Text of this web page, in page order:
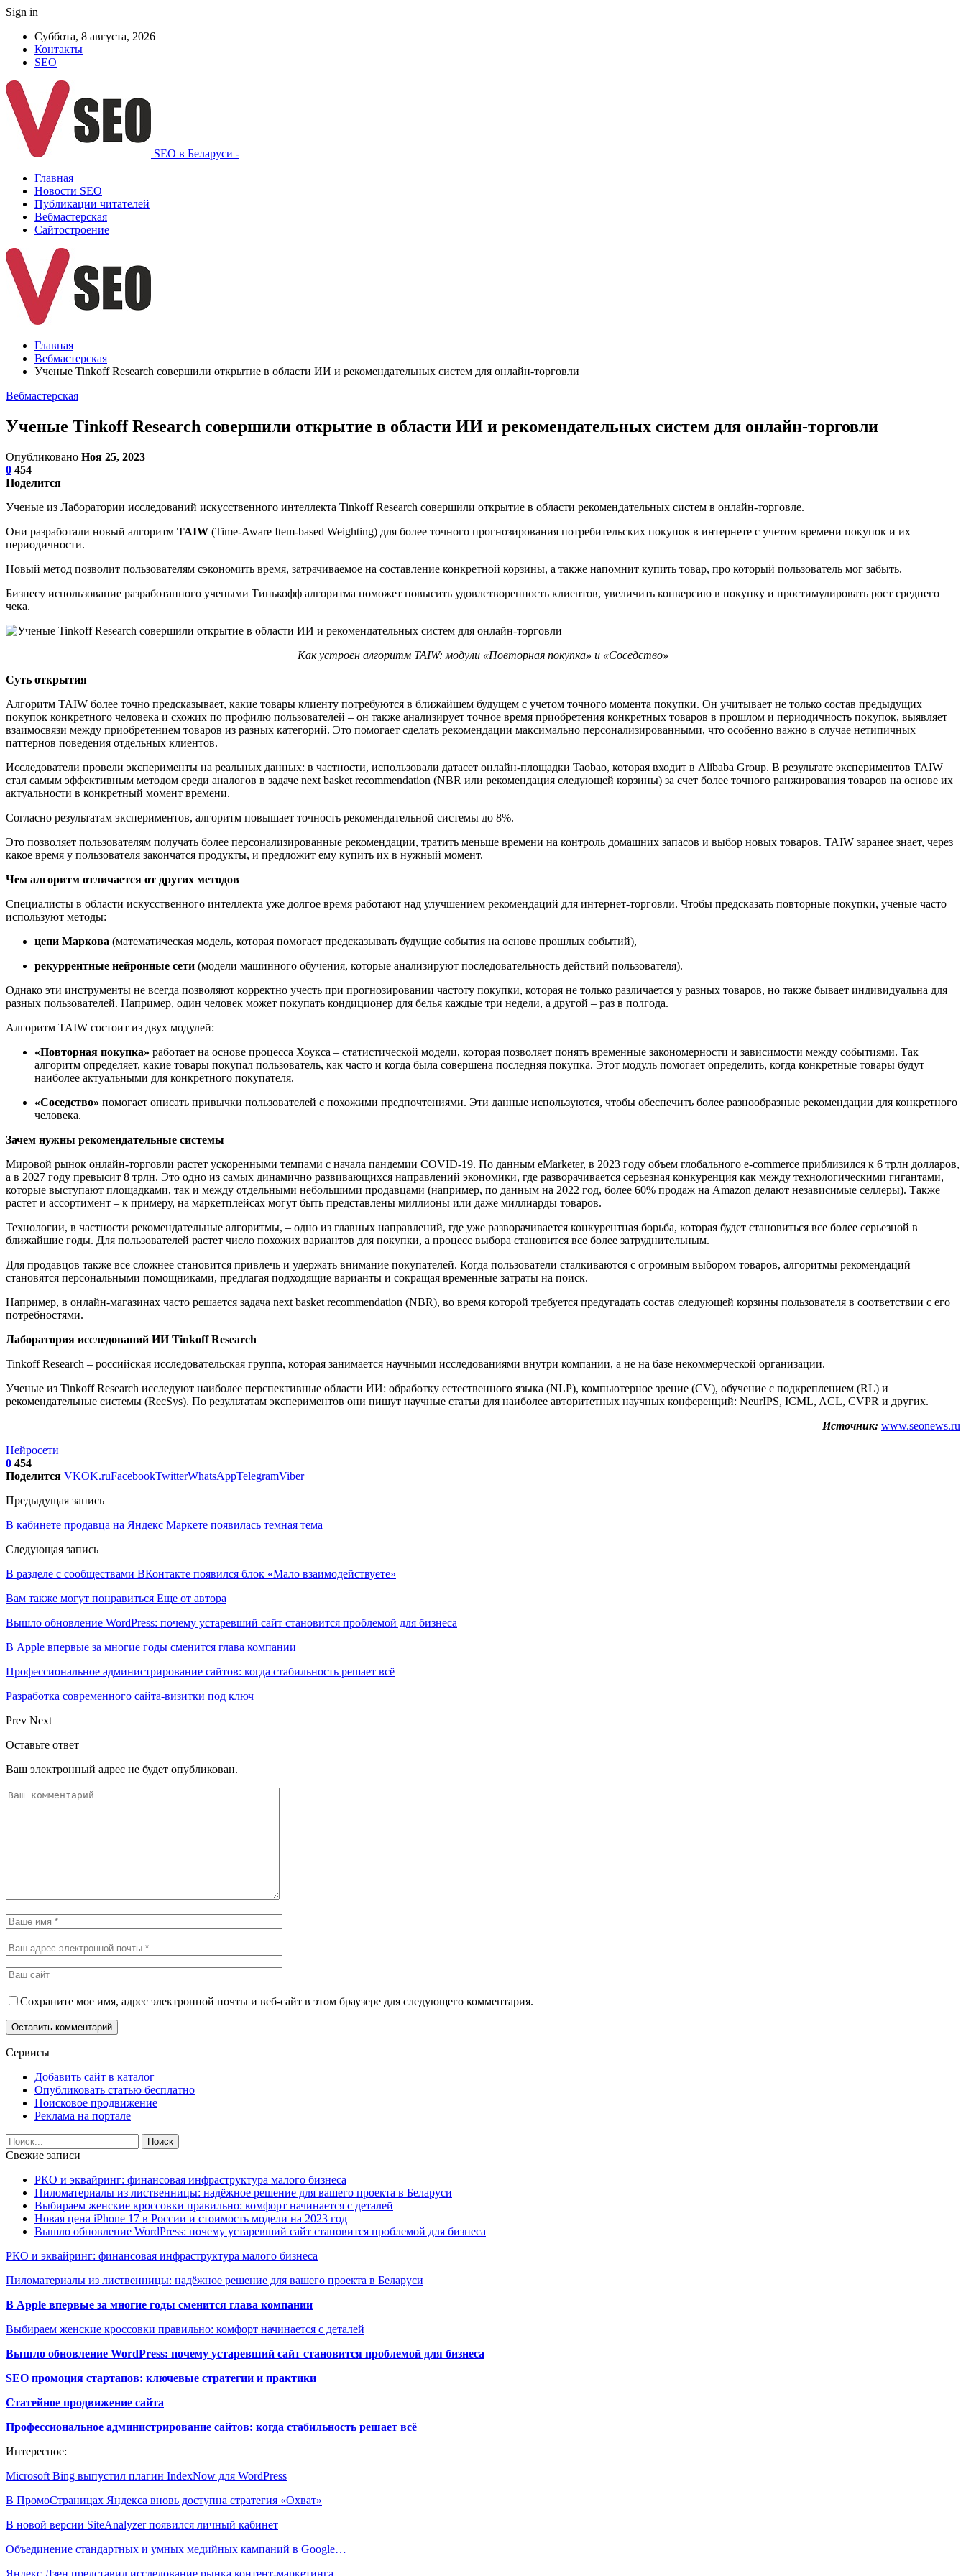
Sign in
Суббота, 8 августа, 2026
Контакты
SEO
SEO в Беларуси -
Главная
Новости SEO
Публикации читателей
Вебмастерская
Сайтостроение
Главная
Вебмастерская
Ученые Tinkoff Research совершили открытие в области ИИ и рекомендательных систем для онлайн-торговли
Вебмастерская
Ученые Tinkoff Research совершили открытие в области ИИ и рекомендательных систем для онлайн-торговли
Опубликовано Ноя 25, 2023
0 454
Поделится
Ученые из Лаборатории исследований искусственного интеллекта Tinkoff Research совершили открытие в области рекомендательных систем в онлайн-торговле.
Они разработали новый алгоритм TAIW (Time-Aware Item-based Weighting) для более точного прогнозирования потребительских покупок в интернете с учетом времени покупок и их
периодичности.
Новый метод позволит пользователям сэкономить время, затрачиваемое на составление конкретной корзины, а также напомнит купить товар, про который пользователь мог забыть.
Бизнесу использование разработанного учеными Тинькофф алгоритма поможет повысить удовлетворенность клиентов, увеличить конверсию в покупку и простимулировать рост среднего
чека.
Как устроен алгоритм TAIW: модули «Повторная покупка» и «Соседство»
Суть открытия
Алгоритм TAIW более точно предсказывает, какие товары клиенту потребуются в ближайшем будущем с учетом точного момента покупки. Он учитывает не только состав предыдущих
покупок конкретного человека и схожих по профилю пользователей – он также анализирует точное время приобретения конкретных товаров в прошлом и периодичность покупок, выявляет
взаимосвязи между приобретением товаров из разных категорий. Это помогает сделать рекомендации максимально персонализированными, что особенно важно в случае нетипичных
паттернов поведения отдельных клиентов.
Исследователи провели эксперименты на реальных данных: в частности, использовали датасет онлайн-площадки Taobao, которая входит в Alibaba Group. В результате экспериментов TAIW
стал самым эффективным методом среди аналогов в задаче next basket recommendation (NBR или рекомендация следующей корзины) за счет более точного ранжирования товаров на основе их
актуальности в конкретный момент времени.
Согласно результатам экспериментов, алгоритм повышает точность рекомендательной системы до 8%.
Это позволяет пользователям получать более персонализированные рекомендации, тратить меньше времени на контроль домашних запасов и выбор новых товаров. TAIW заранее знает, через
какое время у пользователя закончатся продукты, и предложит ему купить их в нужный момент.
Чем алгоритм отличается от других методов
Специалисты в области искусственного интеллекта уже долгое время работают над улучшением рекомендаций для интернет-торговли. Чтобы предсказать повторные покупки, ученые часто
используют методы:
цепи Маркова (математическая модель, которая помогает предсказывать будущие события на основе прошлых событий),
рекуррентные нейронные сети (модели машинного обучения, которые анализируют последовательность действий пользователя).
Однако эти инструменты не всегда позволяют корректно учесть при прогнозировании частоту покупки, которая не только различается у разных товаров, но также бывает индивидуальна для
разных пользователей. Например, один человек может покупать кондиционер для белья каждые три недели, а другой – раз в полгода.
Алгоритм TAIW состоит из двух модулей:
«Повторная покупка» работает на основе процесса Хоукса – статистической модели, которая позволяет понять временные закономерности и зависимости между событиями. Так
алгоритм определяет, какие товары покупал пользователь, как часто и когда была совершена последняя покупка. Этот модуль помогает определить, когда конкретные товары будут
наиболее актуальными для конкретного покупателя.
«Соседство» помогает описать привычки пользователей с похожими предпочтениями. Эти данные используются, чтобы обеспечить более разнообразные рекомендации для конкретного
человека.
Зачем нужны рекомендательные системы
Мировой рынок онлайн-торговли растет ускоренными темпами с начала пандемии COVID-19. По данным eMarketer, в 2023 году объем глобального e-commerce приблизился к 6 трлн долларов,
а в 2027 году превысит 8 трлн. Это одно из самых динамично развивающихся направлений экономики, где разворачивается серьезная конкуренция как между технологическими гигантами,
которые выступают площадками, так и между отдельными небольшими продавцами (например, по данным на 2022 год, более 60% продаж на Amazon делают независимые селлеры). Также
растет и ассортимент – к примеру, на маркетплейсах могут быть представлены миллионы или даже миллиарды товаров.
Технологии, в частности рекомендательные алгоритмы, – одно из главных направлений, где уже разворачивается конкурентная борьба, которая будет становиться все более серьезной в
ближайшие годы. Для пользователей растет число похожих вариантов для покупки, а процесс выбора становится все более затруднительным.
Для продавцов также все сложнее становится привлечь и удержать внимание покупателей. Когда пользователи сталкиваются с огромным выбором товаров, алгоритмы рекомендаций
становятся персональными помощниками, предлагая подходящие варианты и сокращая временные затраты на поиск.
Например, в онлайн-магазинах часто решается задача next basket recommendation (NBR), во время которой требуется предугадать состав следующей корзины пользователя в соответствии с его
потребностями.
Лаборатория исследований ИИ Tinkoff Research
Tinkoff Research – российская исследовательская группа, которая занимается научными исследованиями внутри компании, а не на базе некоммерческой организации.
Ученые из Tinkoff Research исследуют наиболее перспективные области ИИ: обработку естественного языка (NLP), компьютерное зрение (CV), обучение с подкреплением (RL) и
рекомендательные системы (RecSys). По результатам экспериментов они пишут научные статьи для наиболее авторитетных научных конференций: NeurIPS, ICML, ACL, CVPR и других.
Источник: www.seonews.ru
Нейросети
0 454
Поделится VKOK.ruFacebookTwitterWhatsAppTelegramViber
Предыдущая запись
В кабинете продавца на Яндекс Маркете появилась темная тема
Следующая запись
В разделе с сообществами ВКонтакте появился блок «Мало взаимодействуете»
Вам также могут понравиться Еще от автора
Вышло обновление WordPress: почему устаревший сайт становится проблемой для бизнеса
В Apple впервые за многие годы сменится глава компании
Профессиональное администрирование сайтов: когда стабильность решает всё
Разработка современного сайта-визитки под ключ
Prev Next
Оставьте ответ
Ваш электронный адрес не будет опубликован.
Сохраните мое имя, адрес электронной почты и веб-сайт в этом браузере для следующего комментария.
Сервисы
Добавить сайт в каталог
Опубликовать статью бесплатно
Поисковое продвижение
Реклама на портале
Свежие записи
РКО и эквайринг: финансовая инфраструктура малого бизнеса
Пиломатериалы из лиственницы: надёжное решение для вашего проекта в Беларуси
Выбираем женские кроссовки правильно: комфорт начинается с деталей
Новая цена iPhone 17 в России и стоимость модели на 2023 год
Вышло обновление WordPress: почему устаревший сайт становится проблемой для бизнеса
РКО и эквайринг: финансовая инфраструктура малого бизнеса
Пиломатериалы из лиственницы: надёжное решение для вашего проекта в Беларуси
В Apple впервые за многие годы сменится глава компании
Выбираем женские кроссовки правильно: комфорт начинается с деталей
Вышло обновление WordPress: почему устаревший сайт становится проблемой для бизнеса
SEO промоция стартапов: ключевые стратегии и практики
Статейное продвижение сайта
Профессиональное администрирование сайтов: когда стабильность решает всё
Интересное:
Microsoft Bing выпустил плагин IndexNow для WordPress
В ПромоСтраницах Яндекса вновь доступна стратегия «Охват»
В новой версии SiteAnalyzer появился личный кабинет
Объединение стандартных и умных медийных кампаний в Google…
Яндекс Дзен представил исследование рынка контент-маркетинга…